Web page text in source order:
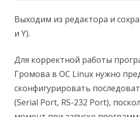
Выходим из редактора и
и Y).
Для корректной работы
Громова в ОС Linux нужно
сконфигурировать
(Serial Port, RS-232 Port),